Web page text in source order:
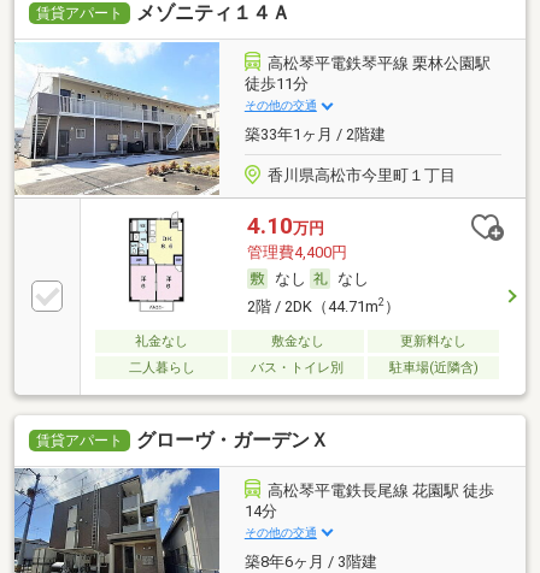
賃貸アパート メゾニティ１４Ａ
高松琴平電鉄琴平線 栗林公園駅
徒歩11分
その他の交通
築33年1ヶ月 / 2階建
香川県高松市今里町１丁目
4.10万円
管理費4,400円
なし
なし
2階 / 2DK（44.71m2）
礼金なし 敷金なし
更新料なし
二人暮らし
バス・トイレ別 駐車場(近隣含)
賃貸アパート グローヴ・ガーデンＸ
高松琴平電鉄長尾線 花園駅 徒歩
14分
その他の交通
築8年6ヶ月 / 3階建